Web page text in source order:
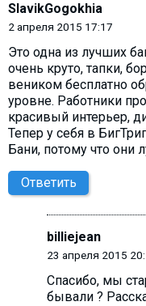
SlavikGogokhia
2 апреля 2015 17:17
Это одна из лучших
очень круто, тапки,
веником бесплатно
уровне. Работники
красивый интерьер,
Тепер у себя в
Бани, потому что они
Ответить
billiejean
23 апреля 2015
Спасибо, мы
бывали ?